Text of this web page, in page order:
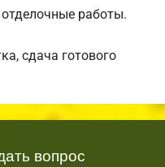
работы.
сдача готового
вопрос